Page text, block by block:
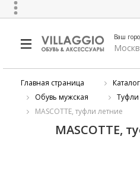
Ваш
Главная страница Каталог
Обувь мужская
MASCOTTE, туфли летние
MASCOTTE,